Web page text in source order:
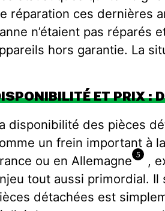
réparation ces dernières
n’étaient pas réparés
hors garantie. La
ET PRIX :
disponibilité des pièces
un frein important à
ou en Allemagne 5
,
tout aussi primordial.
détachées est